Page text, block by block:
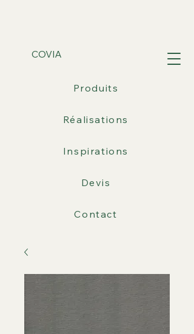
COVIA
Produits
Réalisations
Inspirations
Devis
Contact